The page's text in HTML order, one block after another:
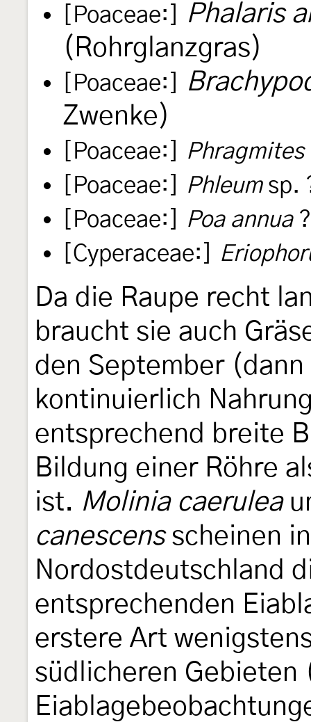
[Poaceae:]
Phalaris
(Rohrglanzgras)
[Poaceae:]
Zwenke)
[Poaceae:]
[Poaceae:]
Phleumsp.
[Poaceae:]
Poa annua
[Cyperaceae:]
Da die Raupe recht
braucht sie auch
den September
kontinuierlich
entsprechend breite
Bildung einer Röhre
ist. Molinia caerulea
canescensscheinen
Nordostdeutschland
entsprechenden
erstere Art
südlicheren